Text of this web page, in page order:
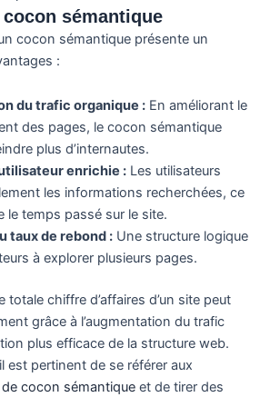
sémantique
cocon sémantique présente un
:
du trafic organique :En améliorant le
des pages, le cocon sémantique
plus d’internautes.
enrichie :Les utilisateurs
les informations recherchées, ce
le temps passé sur le site.
taux de rebond :Une structure logique
à explorer plusieurs pages.
totale chiffre d’affaires d’un site peut
grâce à l’augmentation du trafic
plus efficace de la structure web.
est pertinent de se référer aux
cocon sémantique et de tirer des